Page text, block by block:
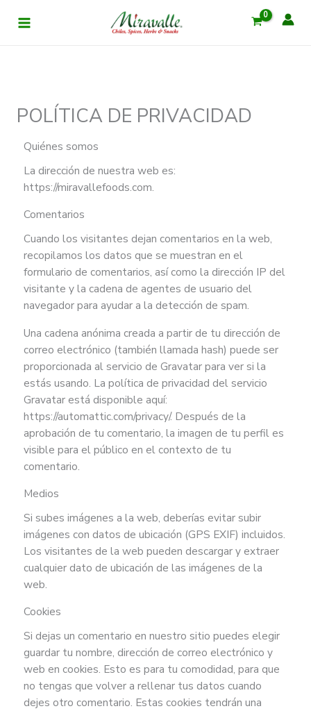
POLÍTICA DE PRIVACIDAD
Quiénes somos
La dirección de nuestra web es:
https://miravallefoods.com.
Comentarios
Cuando los visitantes dejan comentarios en la web,
recopilamos los datos que se muestran en el
formulario de comentarios, así como la dirección IP del
visitante y la cadena de agentes de usuario del
navegador para ayudar a la detección de spam.
Una cadena anónima creada a partir de tu dirección de
correo electrónico (también llamada hash) puede ser
proporcionada al servicio de Gravatar para ver si la
estás usando. La política de privacidad del servicio
Gravatar está disponible aquí:
https://automattic.com/privacy/. Después de la
aprobación de tu comentario, la imagen de tu perfil es
visible para el público en el contexto de tu
comentario.
Medios
Si subes imágenes a la web, deberías evitar subir
imágenes con datos de ubicación (GPS EXIF) incluidos.
Los visitantes de la web pueden descargar y extraer
cualquier dato de ubicación de las imágenes de la
web.
Cookies
Si dejas un comentario en nuestro sitio puedes elegir
guardar tu nombre, dirección de correo electrónico y
web en cookies. Esto es para tu comodidad, para que
no tengas que volver a rellenar tus datos cuando
dejes otro comentario. Estas cookies tendrán una